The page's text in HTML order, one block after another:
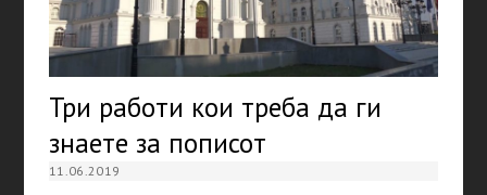
Три работи кои треба да ги
знаете за пописот
11.06.2019